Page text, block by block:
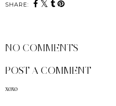
SHARE:
NO COMMENTS
POST A COMMENT
xoxo